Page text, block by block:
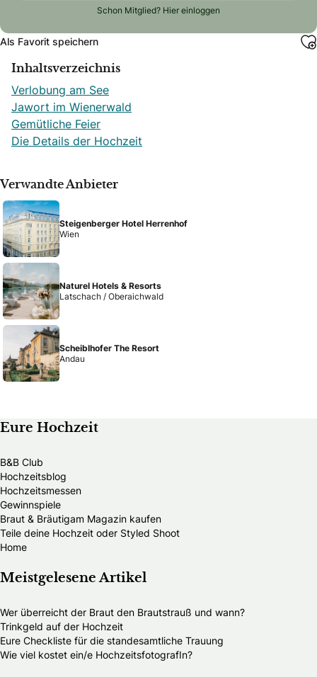
Schon Mitglied? Hier einloggen
Als Favorit speichern
Inhaltsverzeichnis
Verlobung am See
Jawort im Wienerwald
Gemütliche Feier
Die Details der Hochzeit
Verwandte Anbieter
Steigenberger Hotel Herrenhof
Wien
Naturel Hotels & Resorts
Latschach / Oberaichwald
Scheiblhofer The Resort
Andau
Eure Hochzeit
B&B Club
Hochzeitsblog
Hochzeitsmessen
Gewinnspiele
Braut & Bräutigam Magazin kaufen
Teile deine Hochzeit oder Styled Shoot
Home
Meistgelesene Artikel
Wer überreicht der Braut den Brautstrauß und wann?
Trinkgeld auf der Hochzeit
Eure Checkliste für die standesamtliche Trauung
Wie viel kostet ein/e HochzeitsfotografIn?